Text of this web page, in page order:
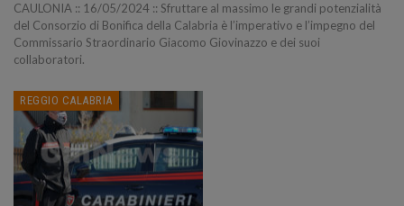
CAULONIA :: 16/05/2024 :: Sfruttare al massimo le grandi potenzialità
del Consorzio di Bonifica della Calabria è l’imperativo e l’impegno del
Commissario Straordinario Giacomo Giovinazzo e dei suoi
collaboratori.
REGGIO CALABRIA